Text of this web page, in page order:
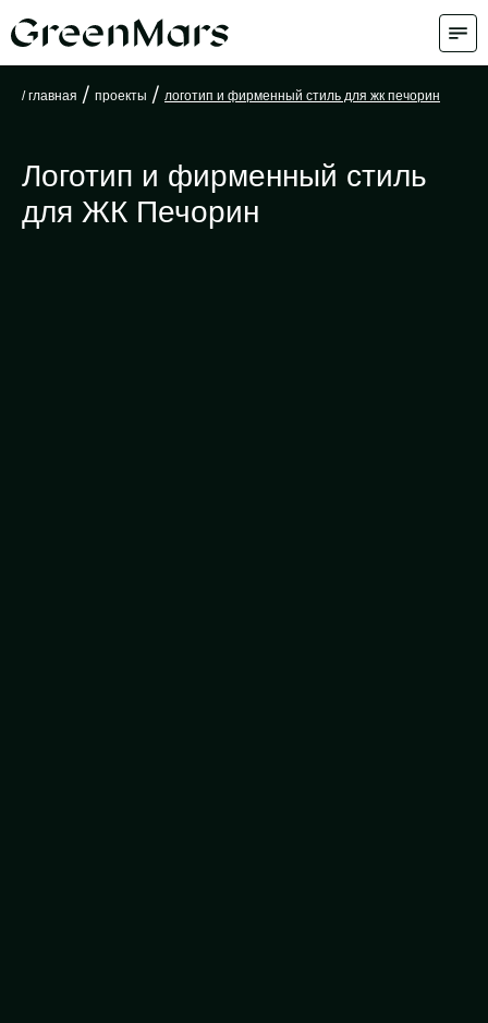
/ главная / проекты / логотип и фирменный стиль для жк печорин
Логотип и фирменный стиль
для ЖК Печорин